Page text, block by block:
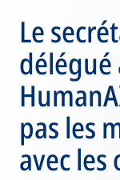
Le
pas les
avec les